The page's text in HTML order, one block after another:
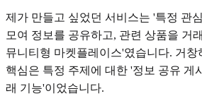
제가 만들고 싶었던 서비스는 '특정 관
모여 정보를 공유하고, 관련 상품을 거
뮤니티형 마켓플레이스'였습니다. 거창
핵심은 특정 주제에 대한 '정보 공유 게
래 기능'이었습니다.